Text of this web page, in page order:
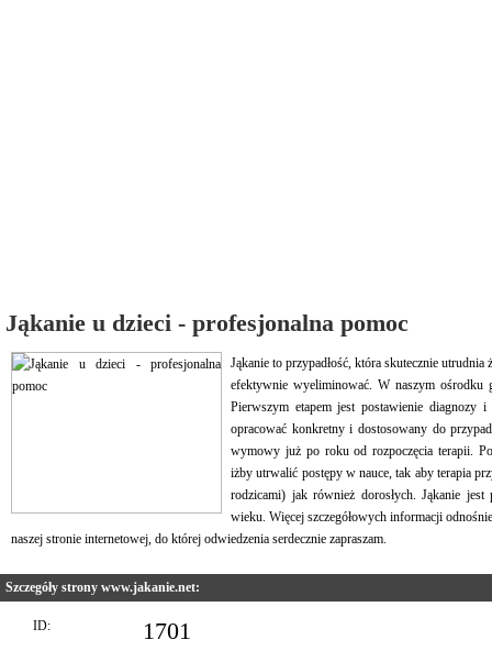
Jąkanie u dzieci - profesjonalna pomoc
Jąkanie to przypadłość, która skutecznie utrudnia
efektywnie wyeliminować. W naszym ośrodku
Pierwszym etapem jest postawienie diagnozy
opracować konkretny i dostosowany do
wymowy już po roku od rozpoczęcia terapii.
iżby utrwalić postępy w nauce, tak aby terapia
rodzicami) jak również dorosłych. Jąkanie
wieku. Więcej szczegółowych informacji
naszej stronie internetowej, do której odwiedzenia serdecznie zapraszam.
Szczegóły strony www.jakanie.net:
ID: 1701